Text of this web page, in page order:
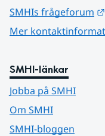
SMHIs frågeforum
Mer
SMHI-länkar
Jobba på SMHI
Om SMHI
SMHI-bloggen